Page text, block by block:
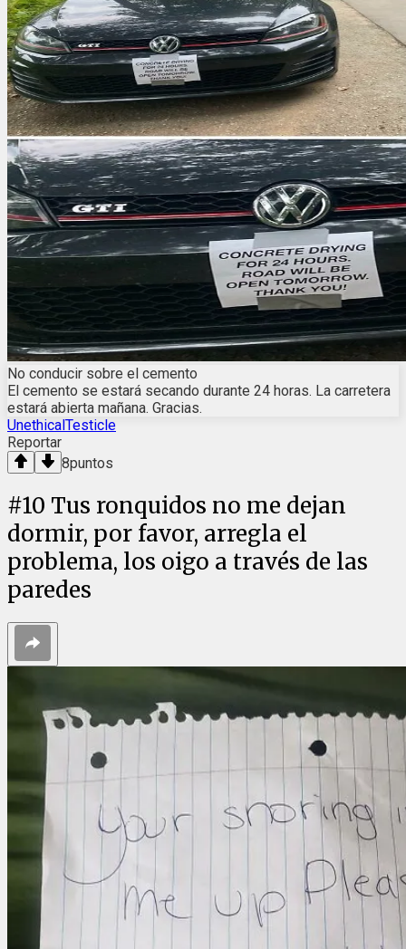
No conducir sobre el cemento
El cemento se estará secando durante 24 horas. La carretera
estará abierta mañana. Gracias.
UnethicalTesticle
Reportar
8puntos
#10 Tus ronquidos no me dejan
dormir, por favor, arregla el
problema, los oigo a través de las
paredes